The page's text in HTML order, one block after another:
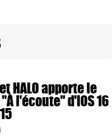
HALO apporte le
l'écoute" d'iOS 16